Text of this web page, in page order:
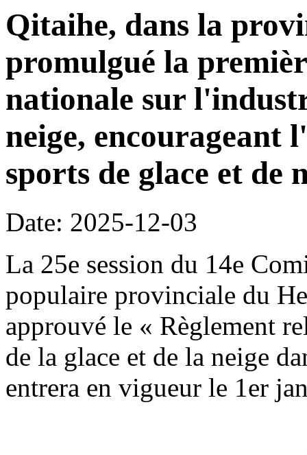
Qitaihe, dans la
promulgué la
nationale sur
neige, encourageant
sports de glace et de
Date: 2025-12-03
La 25e session du 14e
populaire provinciale du
approuvé le « Règlement
de la glace et de la neige
entrera en vigueur le 1er